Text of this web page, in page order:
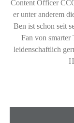
Content Officer
er unter anderem
Ben ist schon seit
Fan von smarter
leidenschaftlich